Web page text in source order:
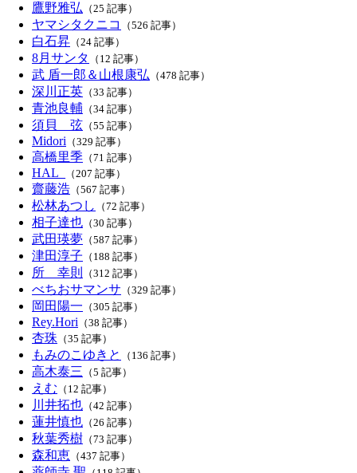
鷹野雅弘 （25 記事）
ヤマシタクニコ （526 記事）
白石昇 （24 記事）
8月サンタ （12 記事）
武 盾一郎＆山根康弘 （478 記事）
深川正英 （33 記事）
青池良輔 （34 記事）
須貝 弦 （55 記事）
Midori （329 記事）
高橋里季 （71 記事）
HAL_ （207 記事）
齋藤浩 （567 記事）
松林あつし （72 記事）
相子達也 （30 記事）
武田瑛夢 （587 記事）
津田淳子 （188 記事）
所 幸則 （312 記事）
べちおサマンサ （329 記事）
岡田陽一 （305 記事）
Rey.Hori （38 記事）
杏珠 （35 記事）
もみのこゆきと （136 記事）
高木泰三 （5 記事）
えむ （12 記事）
川井拓也 （42 記事）
蓮井慎也 （26 記事）
秋葉秀樹 （73 記事）
森和恵 （437 記事）